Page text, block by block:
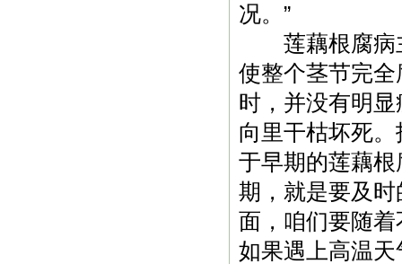
况。”
莲藕根腐病
使整个茎节完
时，并没有明
向里干枯坏死
于早期的莲藕
期，就是要及
面，咱们要随
如果遇上高温